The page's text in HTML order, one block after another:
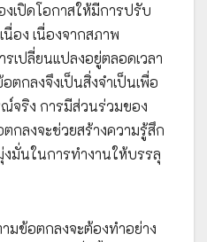
เปิดโอกาสให้มีการปรับ
อง เนื่องจากสภาพ
เปลี่ยนแปลงอยู่ตลอดเวลา
กลงจึงเป็นสิ่งจำเป็นเพื่อ
จริง การมีส่วนร่วมของ
กลงจะช่วยสร้างความรู้สึก
งมั่นในการทำงานให้บรรลุ
มข้อตกลงจะต้องทำอย่าง